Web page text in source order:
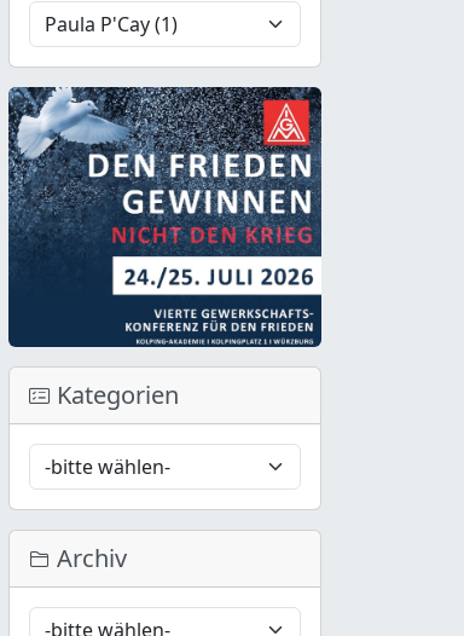
Kategorien
Archiv